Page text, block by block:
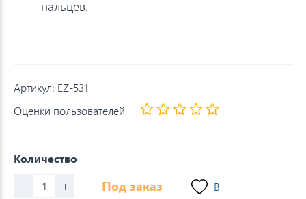
пальцев.
Артикул: EZ-531
Оценки пользователей
Количество
- + Под заказ В